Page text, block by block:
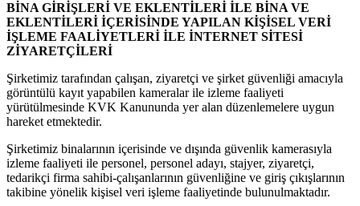
BİNA GİRİŞLERİ VE EKLENTİLERİ İLE BİNA VE
EKLENTİLERİ İÇERİSİNDE YAPILAN KİŞİSEL VERİ
İŞLEME FAALİYETLERİ İLE İNTERNET SİTESİ
ZİYARETÇİLERİ
Şirketimiz tarafından çalışan, ziyaretçi ve şirket güvenliği amacıyla
görüntülü kayıt yapabilen kameralar ile izleme faaliyeti
yürütülmesinde KVK Kanununda yer alan düzenlemelere uygun
hareket etmektedir.
Şirketimiz binalarının içerisinde ve dışında güvenlik kamerasıyla
izleme faaliyeti ile personel, personel adayı, stajyer, ziyaretçi,
tedarikçi firma sahibi-çalışanlarının güvenliğine ve giriş çıkışlarının
takibine yönelik kişisel veri işleme faaliyetinde bulunulmaktadır.